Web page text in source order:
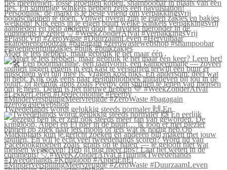
Moet je iets hebben, maar gebruik je het maar één
Tweedehands wordt gelukkig steeds normaler 🙌 En